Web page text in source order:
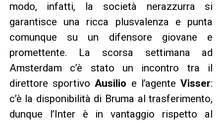
modo, infatti, la società nerazzurra si
garantisce una ricca plusvalenza e punta
comunque su un difensore giovane e
promettente. La scorsa settimana ad
Amsterdam c’è stato un incontro tra il
direttore sportivoAusilio e l’agenteVisser:
c’è la disponibilità di Bruma al trasferimento,
dunque l’Inter è in vantaggio rispetto al